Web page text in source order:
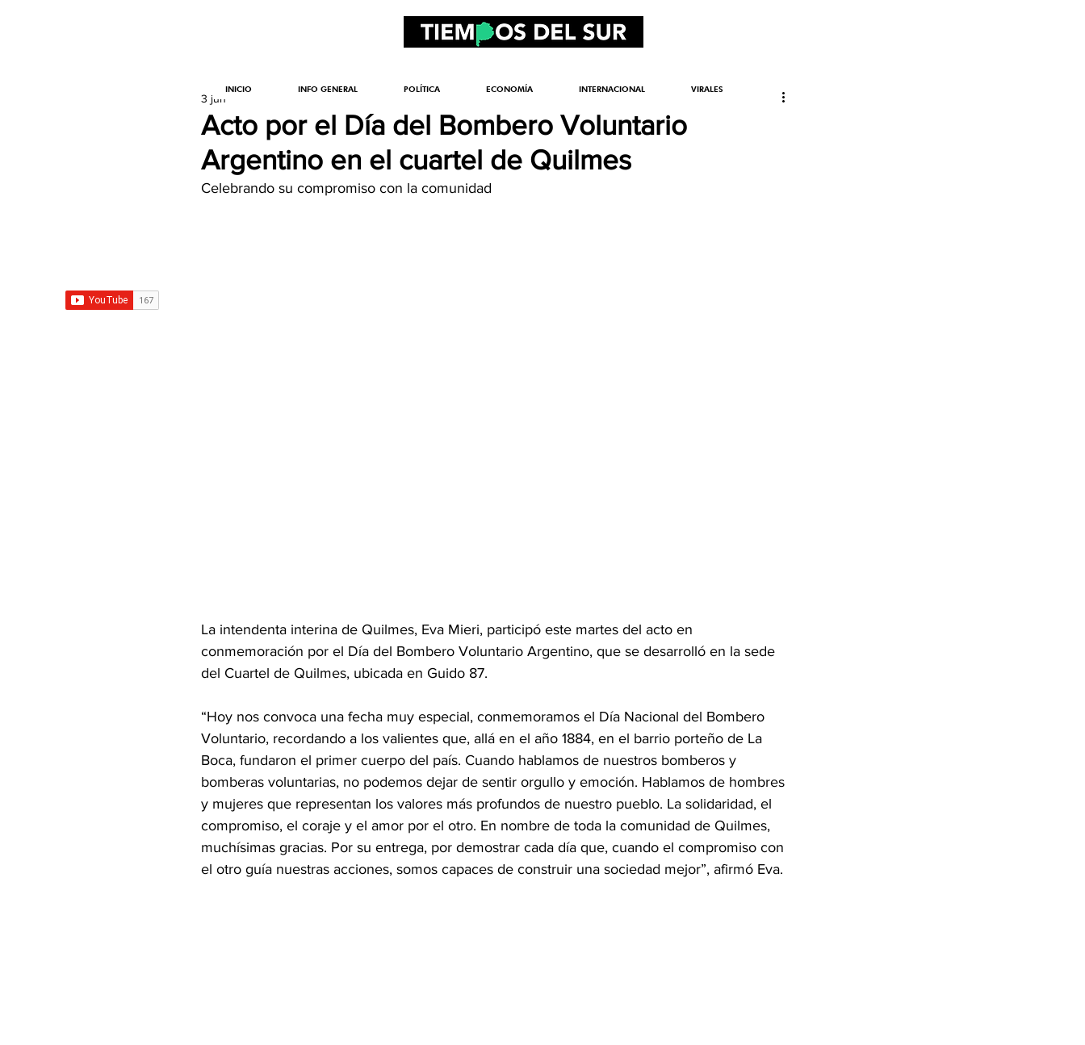
Acto por el Día del Bombero Voluntario
Argentino en el cuartel de Quilmes
3 jun
Celebrando su compromiso con la comunidad
La intendenta interina de Quilmes, Eva Mieri, participó este martes del acto en
conmemoración por el Día del Bombero Voluntario Argentino, que se desarrolló en la sede
del Cuartel de Quilmes, ubicada en Guido 87.
“Hoy nos convoca una fecha muy especial, conmemoramos el Día Nacional del Bombero
Voluntario, recordando a los valientes que, allá en el año 1884, en el barrio porteño de La
Boca, fundaron el primer cuerpo del país. Cuando hablamos de nuestros bomberos y
bomberas voluntarias, no podemos dejar de sentir orgullo y emoción. Hablamos de hombres
y mujeres que representan los valores más profundos de nuestro pueblo. La solidaridad, el
compromiso, el coraje y el amor por el otro. En nombre de toda la comunidad de Quilmes,
muchísimas gracias. Por su entrega, por demostrar cada día que, cuando el compromiso con
el otro guía nuestras acciones, somos capaces de construir una sociedad mejor”, afirmó Eva.
INICIO INFO GENERAL POLÍTICA ECONOMÍA INTERNACIONAL VIRALES